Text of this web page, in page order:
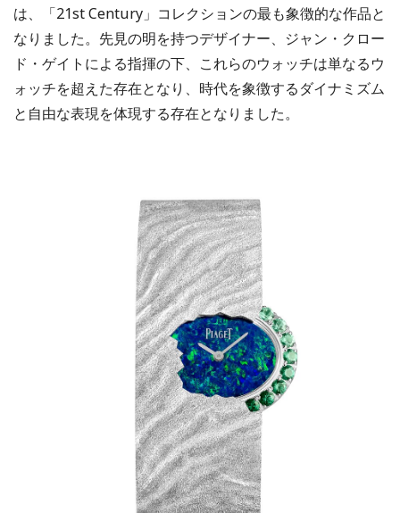
は、「21st Century」コレクションの最も象徴的な作品と
なりました。先見の明を持つデザイナー、ジャン・クロー
ド・ゲイトによる指揮の下、これらのウォッチは単なるウ
ォッチを超えた存在となり、時代を象徴するダイナミズム
と自由な表現を体現する存在となりました。